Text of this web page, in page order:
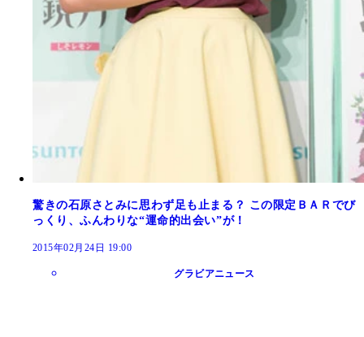
驚きの石原さとみに思わず足も止まる？ この限定ＢＡＲでび
っくり、ふんわりな“運命的出会い”が！
2015年02月24日 19:00
グラビアニュース